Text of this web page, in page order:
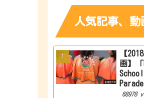
人気記事、
【
画】
開
68978